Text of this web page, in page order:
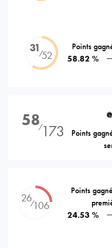
31⁄52
Points
58.82 %
58⁄173
Points
26⁄106
Points
24.53 %